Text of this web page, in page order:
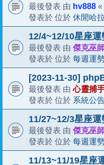
最後發表 由 hv888 «
發表於 位於 休閒哈
12/4~12/10星座運
最後發表 由 傑克巫
發表於 位於 每週運
[2023-11-30]
最後發表 由心靈捕
發表於 位於 系統公
11/27~12/3星座運
最後發表 由 傑克巫
發表於 位於 每週運
11/13~11/19星座